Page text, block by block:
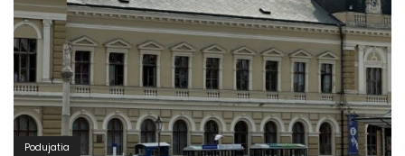
Podujatia